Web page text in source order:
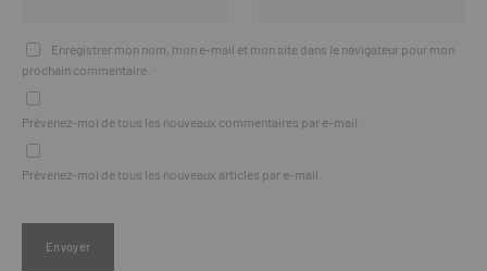
Enregistrer mon nom, mon e-mail et mon site dans le navigateur pour mon
prochain commentaire.
Prévenez-moi de tous les nouveaux commentaires par e-mail.
Prévenez-moi de tous les nouveaux articles par e-mail.